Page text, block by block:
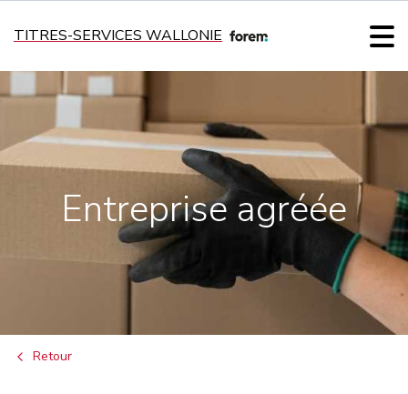
TITRES-SERVICES WALLONIE
Entreprise agréée
Retour